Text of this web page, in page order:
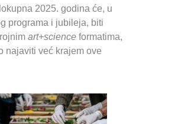
2025. godina će, u
programa i jubileja, biti
art+science formatima,
najaviti već krajem ove